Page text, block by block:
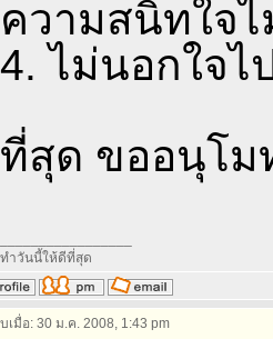
ความสนิทใจ
4. ไม่นอกใจ
ที่สุด ขออนุโม
ทำวันนี้ให้ดีที่สุด
เมื่อ: 30 ม.ค. 2008, 1:43 pm